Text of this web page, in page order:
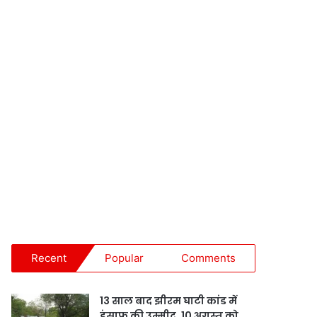
Recent Popular Comments
13 साल बाद झीरम घाटी कांड में